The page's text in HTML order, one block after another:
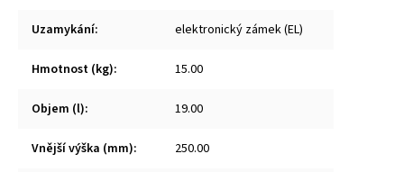
Uzamykání: elektronický zámek (EL)
Hmotnost (kg): 15.00
Objem (l): 19.00
Vnější výška (mm): 250.00